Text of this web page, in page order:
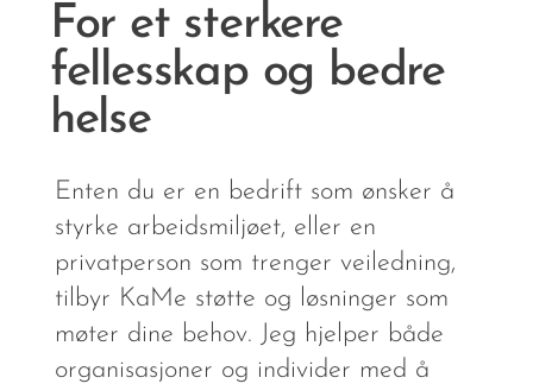
For et sterkere
fellesskap og bedre
helse
Enten du er en bedrift som ønsker å
styrke arbeidsmiljøet, eller en
privatperson som trenger veiledning,
tilbyr KaMe støtte og løsninger som
møter dine behov. Jeg hjelper både
organisasjoner og individer med å